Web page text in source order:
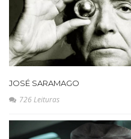
JOSÉ SARAMAGO
726 Leituras